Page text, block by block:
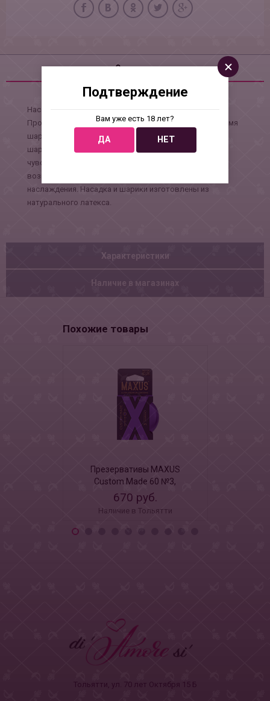
Описание
Насадка стимулирующая, Sitabella Extender
Продлевающий эффект с силиконовой смазкой с тремя
шариками на эластичных ножках. Расположение
шариков позволяет воздействовать на особо
чувствительные участки гениталий, что даёт
возможность познать многогранность чувственного
наслаждения. Насадка и шарики изготовлены из
натурального латекса.
Характеристики
Наличие в магазинах
Похожие товары
Презервативы MAXUS
Custom Made 60 №3,
увеличенные X-Edition, 3 шт
670 руб.
Наличие в Тольятти
Тольятти, ул. 70 лет Октября 15 Б
Подтверждение
Вам уже есть 18 лет?
ДА НЕТ